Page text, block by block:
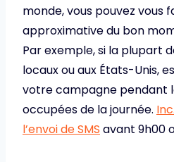
monde, vous pouvez vous
approximative du bon
Par exemple, si la plupart
locaux ou aux États-Unis,
votre campagne pendant
occupées de la journée.
l’envoi de SMS avant 9h00